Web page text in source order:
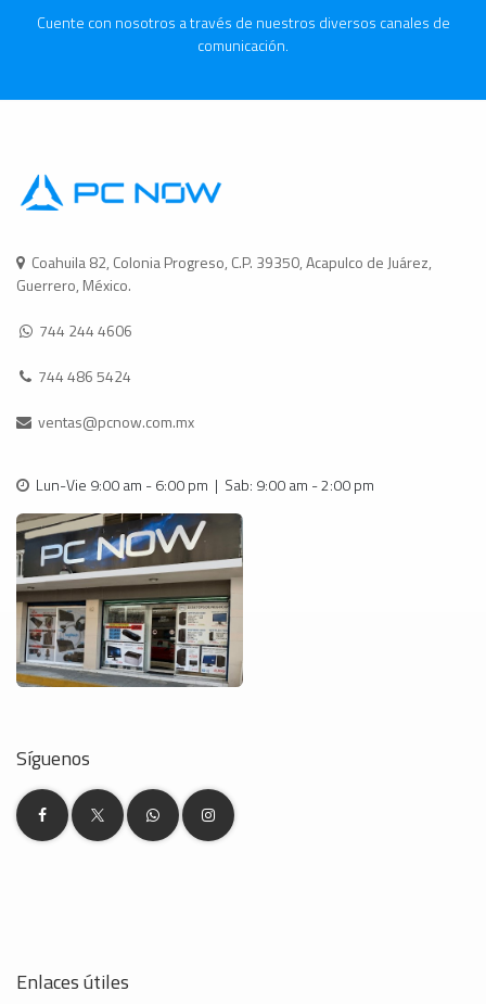
Cuente con nosotros a través de nuestros diversos canales de
comunicación.
Coahuila 82, Colonia Progreso, C.P. 39350, Acapulco de Juárez,
Guerrero, México.
744 244 4606
744 486 5424
ventas@pcnow.com.mx
Lun-Vie 9:00 am - 6:00 pm | Sab: 9:00 am - 2:00 pm
Síguenos
Enlaces útiles